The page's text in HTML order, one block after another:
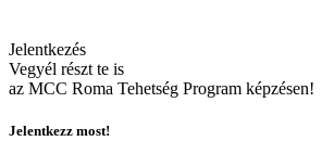
Jelentkezés
Vegyél részt te is
az MCC Roma Tehetség Program képzésen!
Jelentkezz most!